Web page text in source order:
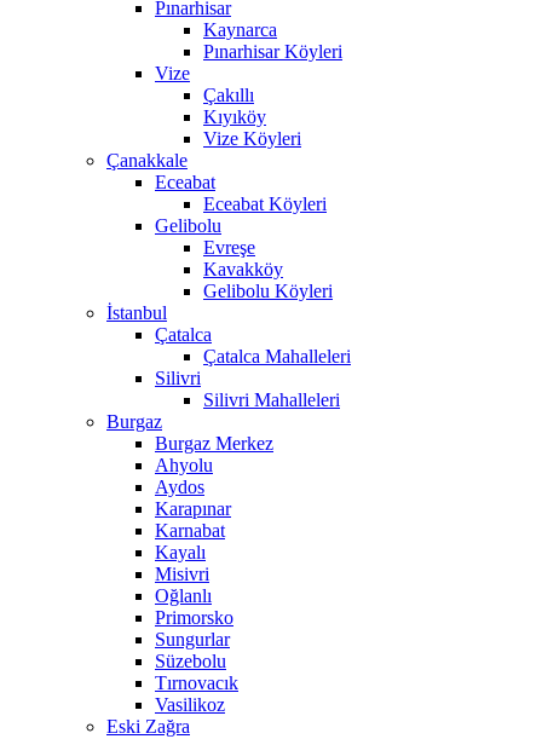
Pınarhisar
Kaynarca
Pınarhisar Köyleri
Vize
Çakıllı
Kıyıköy
Vize Köyleri
Çanakkale
Eceabat
Eceabat Köyleri
Gelibolu
Evreşe
Kavakköy
Gelibolu Köyleri
İstanbul
Çatalca
Çatalca Mahalleleri
Silivri
Silivri Mahalleleri
Burgaz
Burgaz Merkez
Ahyolu
Aydos
Karapınar
Karnabat
Kayalı
Misivri
Oğlanlı
Primorsko
Sungurlar
Süzebolu
Tırnovacık
Vasilikoz
Eski Zağra